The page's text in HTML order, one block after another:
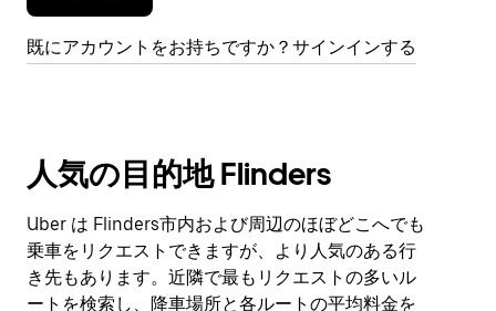
既にアカウントをお持ちですか？サインインする
人気の目的地 Flinders
Uber は Flinders市内および周辺のほぼどこへでも
乗車をリクエストできますが、より人気のある行
き先もあります。近隣で最もリクエストの多いル
ートを検索し、降車場所と各ルートの平均料金を